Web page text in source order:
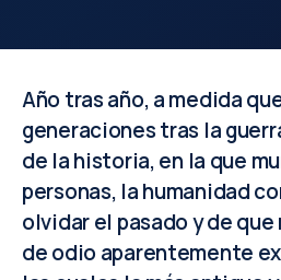
Año tras año, a medida
generaciones tras la
de la historia, en la que
personas, la humanidad
olvidar el pasado y de
de odio aparentemente